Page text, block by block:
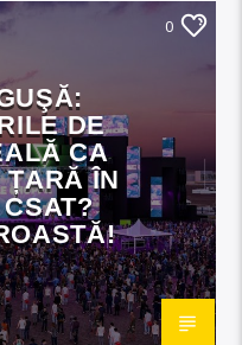
0
DE
CA
ȚARĂ ÎN